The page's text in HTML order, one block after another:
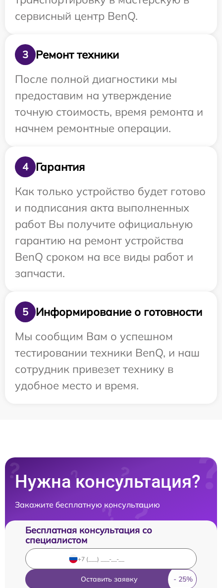
сервисный центр BenQ.
3
Ремонт техники
После полной диагностики мы
предоставим на утверждение
точную стоимость, время ремонта и
начнем ремонтные операции.
4
Гарантия
Как только устройство будет готово
и подписания акта выполненных
работ Вы получите официальную
гарантию на ремонт устройства
BenQ сроком на все виды работ и
запчасти.
5
Информирование о готовности
Мы сообщим Вам о успешном
тестировании техники BenQ, и наш
сотрудник привезет технику в
удобное место и время.
Нужна консультация?
Закажите бесплатную консультацию
Бесплатная консультация со
специалистом
Оставить заявку